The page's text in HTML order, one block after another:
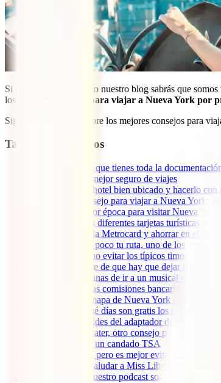
Si llevas tiempo leyendo nuestro blog sabrás que
los
mejores consejos para viajar a Nueva York por
Sigue leyendo y descubre los mejores consejos para
Tabla de contenidos
1. Asegúrate de que tienes toda la
2. Contratar el mejor seguro de viajes
3. Reservar un hotel bien ubicado y hacerlo con
4. El mejor consejo para viajar a Nueva York:
5. Elegir la mejor época para visitar Nueva
6. Comparar las diferentes tarjetas turísticas o
7. Hacerte con la Metrocard y ahorrar en el
8. Planificar un poco tu ruta, uno de los mejores
9. Aprende cómo evitar los típicos timos para
10. Mentalízate de que hay que dejar
11. Si tienes ganas de ir a un musical en
12. Ahórrate las comisiones bancarias
13. Bájate el mapa de Nueva York en tu móvil
14. Estudia qué días son gratis los museos,
15. ¡No te olvides del adaptador de enchufes!
16. Pide tap water, otro consejo para viajar a
17. Hazte con un candado TSA
18. Es seguro, pero es mejor evitar ciertas
19. ¿Quieres saludar a Miss Liberty sin
20. Escucha nuestro podcast sobre Nueva